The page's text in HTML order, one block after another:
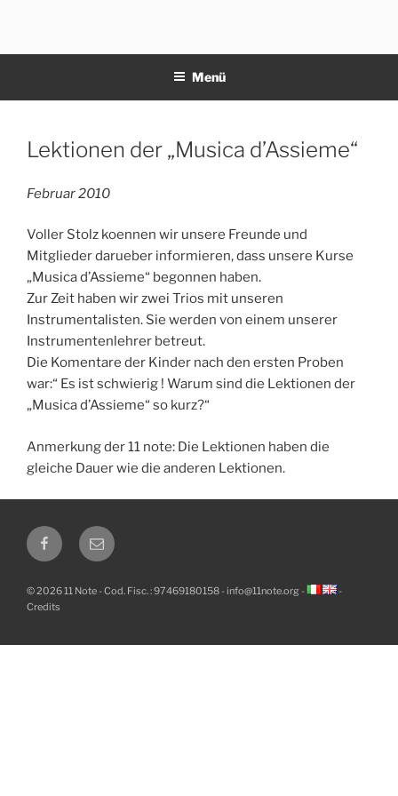
springen
Menü
Veröffentlicht
Lektionen der „Musica d’Assieme“
Februar 2010
Voller Stolz koennen wir unsere Freunde und
Mitglieder darueber informieren, dass unsere Kurse
„Musica d’Assieme“ begonnen haben.
Zur Zeit haben wir zwei Trios mit unseren
Instrumentalisten. Sie werden von einem unserer
Instrumentenlehrer betreut.
Die Komentare der Kinder nach den ersten Proben
war:“ Es ist schwierig ! Warum sind die Lektionen der
„Musica d’Assieme“ so kurz?“
Anmerkung der 11 note: Die Lektionen haben die
gleiche Dauer wie die anderen Lektionen.
FacebookEmail
© 2026 11 Note - Cod. Fisc. : 97469180158 -info@11note.org -
-
Credits